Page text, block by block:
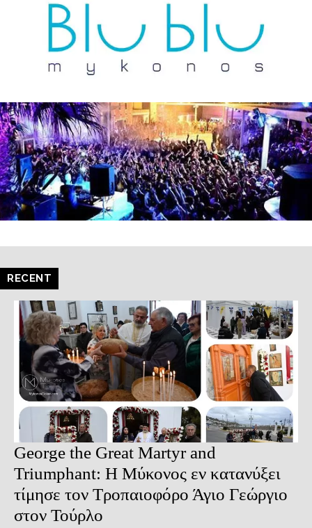
RECENT
George the Great Martyr and
Triumphant: Η Μύκονος εν κατανύξει
τίμησε τον Τροπαιοφόρο Άγιο Γεώργιο
στον Τούρλο